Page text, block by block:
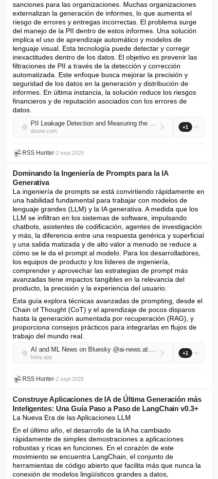
sanciones para las organizaciones. Muchas organizaciones
externalizan la generación de informes, lo que aumenta el
riesgo de errores y entregas incorrectas. El problema surge
del manejo de la PII dentro de estos informes. Una solución
implica el uso de aprendizaje automático y modelos de
lenguaje visual. Esta tecnología puede detectar y corregir
inexactitudes dentro de los datos. El objetivo es prevenir las
filtraciones de PII a través de la detección y corrección
automatizada. Este enfoque busca mejorar la precisión y
seguridad de los datos en la generación y distribución de
informes. En última instancia, la solución reduce los riesgos
financieros y de reputación asociados con los errores de
datos.
PII Leakage Detection and Measuring the Accuracy of Reports and Statements Using Machine Learning
dzone.com
+1
RSS Hunter•2 sept 2025
Dominando la Ingeniería de Prompts para la IA
Generativa
La ingeniería de prompts se está convirtiendo rápidamente en
una habilidad fundamental para trabajar con modelos de
lenguaje grandes (LLM) y la IA generativa. A medida que los
LLM se infiltran en los sistemas de software, impulsando
chatbots, asistentes de codificación, agentes de investigación
y más, la diferencia entre una respuesta genérica y superficial
y una salida matizada y de alto valor a menudo se reduce a
cómo se le da el prompt al modelo. Para los desarrolladores,
los equipos de producto y los líderes de ingeniería,
comprender y aprovechar las estrategias de prompt más
avanzadas tiene impactos tangibles en la relevancia del
producto, la precisión y la experiencia del usuario.
Esta guía explora técnicas avanzadas de prompting, desde el
Chain of Thought (CoT) y el aprendizaje de pocos disparos
hasta la generación aumentada por recuperación (RAG), y
proporciona consejos prácticos para integrarlas en flujos de
trabajo del mundo real.
AI and ML News on Bluesky @ai-news.at.thenote.app
bsky.app
+1
RSS Hunter•2 sept 2025
Construye Aplicaciones de IA de Última Generación más
Inteligentes: Una Guía Paso a Paso de LangChain v0.3+
La Nueva Era de las Aplicaciones LLM
En el último año, el desarrollo de la IA ha cambiado
rápidamente de simples demostraciones a aplicaciones
robustas y ricas en funciones. En el corazón de este
movimiento se encuentra LangChain, el conjunto de
herramientas de código abierto que facilita más que nunca la
conexión de modelos lingüísticos grandes a datos,